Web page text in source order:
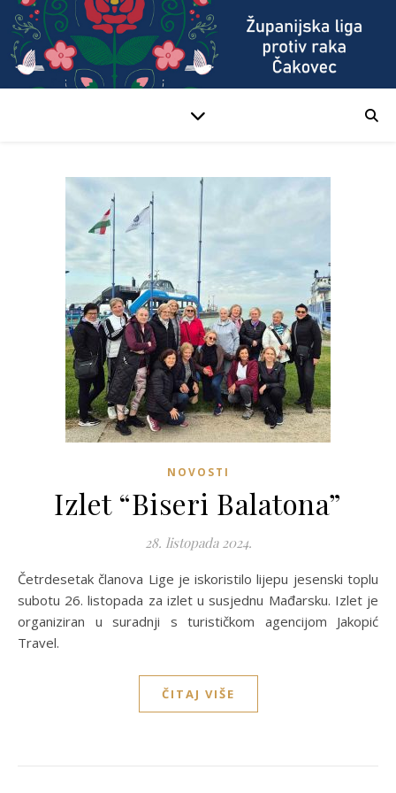
NOVOSTI
Izlet “Biseri Balatona”
28. listopada 2024.
Četrdesetak članova Lige je iskoristilo lijepu jesenski toplu
subotu 26. listopada za izlet u susjednu Mađarsku. Izlet je
organiziran u suradnji s turističkom agencijom Jakopić
Travel.
ČITAJ VIŠE